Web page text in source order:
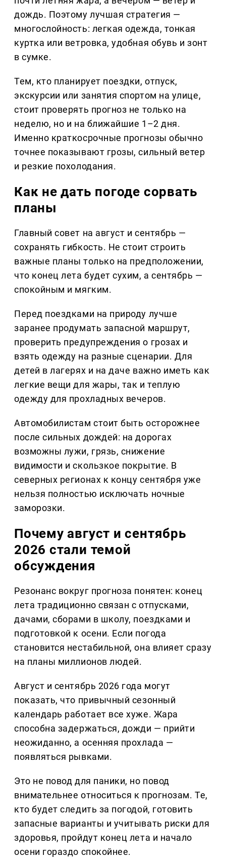
дождь. Поэтому лучшая стратегия —
многослойность: легкая одежда, тонкая
куртка или ветровка, удобная обувь и зонт
в сумке.
Тем, кто планирует поездки, отпуск,
экскурсии или занятия спортом на улице,
стоит проверять прогноз не только на
неделю, но и на ближайшие 1–2 дня.
Именно краткосрочные прогнозы обычно
точнее показывают грозы, сильный ветер
и резкие похолодания.
Как не дать погоде сорвать
планы
Главный совет на август и сентябрь —
сохранять гибкость. Не стоит строить
важные планы только на предположении,
что конец лета будет сухим, а сентябрь —
спокойным и мягким.
Перед поездками на природу лучше
заранее продумать запасной маршрут,
проверить предупреждения о грозах и
взять одежду на разные сценарии. Для
детей в лагерях и на даче важно иметь как
легкие вещи для жары, так и теплую
одежду для прохладных вечеров.
Автомобилистам стоит быть осторожнее
после сильных дождей: на дорогах
возможны лужи, грязь, снижение
видимости и скользкое покрытие. В
северных регионах к концу сентября уже
нельзя полностью исключать ночные
заморозки.
Почему август и сентябрь
2026 стали темой
обсуждения
Резонанс вокруг прогноза понятен: конец
лета традиционно связан с отпусками,
дачами, сборами в школу, поездками и
подготовкой к осени. Если погода
становится нестабильной, она влияет сразу
на планы миллионов людей.
Август и сентябрь 2026 года могут
показать, что привычный сезонный
календарь работает все хуже. Жара
способна задержаться, дожди — прийти
неожиданно, а осенняя прохлада —
появляться рывками.
Это не повод для паники, но повод
внимательнее относиться к прогнозам. Те,
кто будет следить за погодой, готовить
запасные варианты и учитывать риски для
здоровья, пройдут конец лета и начало
осени гораздо спокойнее.